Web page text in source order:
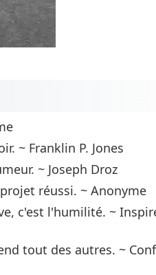
~ Franklin P. Jones
~ Joseph Droz
réussi. ~ Anonyme
c'est l'humilité. ~
tout des autres. ~